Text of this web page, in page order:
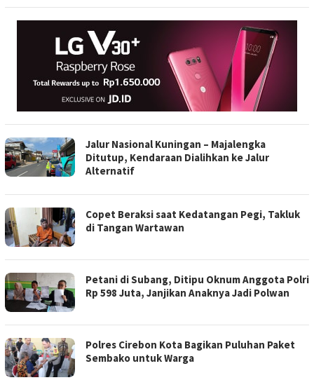
Jalur Nasional Kuningan – Majalengka
Ditutup, Kendaraan Dialihkan ke Jalur
Alternatif
Copet Beraksi saat Kedatangan Pegi, Takluk
di Tangan Wartawan
Petani di Subang, Ditipu Oknum Anggota Polri
Rp 598 Juta, Janjikan Anaknya Jadi Polwan
Polres Cirebon Kota Bagikan Puluhan Paket
Sembako untuk Warga